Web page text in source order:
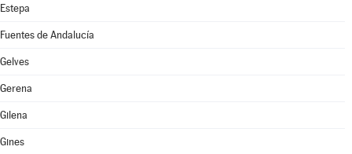
Estepa
Fuentes de Andalucía
Gelves
Gerena
Gilena
Gines